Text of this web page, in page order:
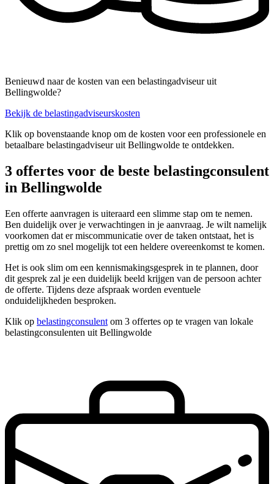
Benieuwd naar de kosten van een belastingadviseur uit
Bellingwolde?
Bekijk de belastingadviseurskosten
Klik op bovenstaande knop om de kosten voor een professionele en
betaalbare belastingadviseur uit Bellingwolde te ontdekken.
3 offertes voor de beste belastingconsulent
in Bellingwolde
Een offerte aanvragen is uiteraard een slimme stap om te nemen.
Ben duidelijk over je verwachtingen in je aanvraag. Je wilt namelijk
voorkomen dat er miscommunicatie over de taken ontstaat, het is
prettig om zo snel mogelijk tot een heldere overeenkomst te komen.
Het is ook slim om een kennismakingsgesprek in te plannen, door
dit gesprek zal je een duidelijk beeld krijgen van de persoon achter
de offerte. Tijdens deze afspraak worden eventuele
onduidelijkheden besproken.
Klik op belastingconsulent om 3 offertes op te vragen van lokale
belastingconsulenten uit Bellingwolde